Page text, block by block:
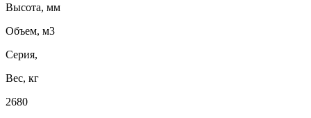
Высота, мм
Объем, м3
Серия,
Вес, кг
2680